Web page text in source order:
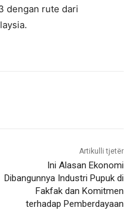
dengan rute dari
Artikulli tjetër
Ini Alasan Ekonomi
Dibangunnya Industri Pupuk di
Fakfak dan Komitmen
terhadap Pemberdayaan